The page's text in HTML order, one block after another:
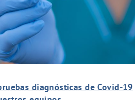
diagnósticas de Covid-19